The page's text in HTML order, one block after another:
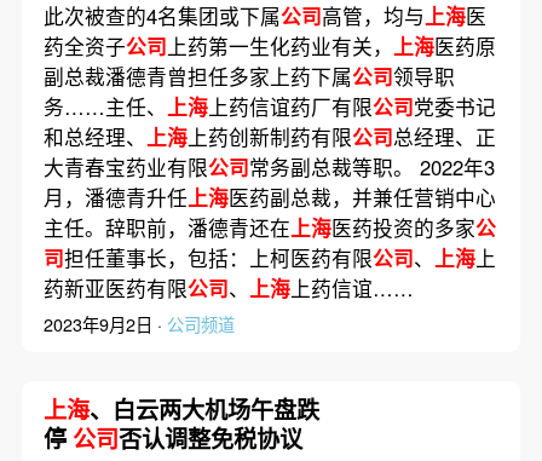
此次被查的4名集团或下属公司高管，均与上海医
药全资子公司上药第一生化药业有关， 上海医药原
副总裁潘德青曾担任多家上药下属公司领导职
务……主任、 上海上药信谊药厂有限公司党委书记
和总经理、 上海上药创新制药有限公司总经理、正
大青春宝药业有限公司常务副总裁等职。 2022年3
月，潘德青升任上海医药副总裁，并兼任营销中心
主任。辞职前，潘德青还在上海医药投资的多家公
司担任董事长，包括：上柯医药有限公司、 上海上
药新亚医药有限公司、 上海上药信谊……
2023年9月2日 · 公司频道
上海、白云两大机场午盘跌
停 公司否认调整免税协议